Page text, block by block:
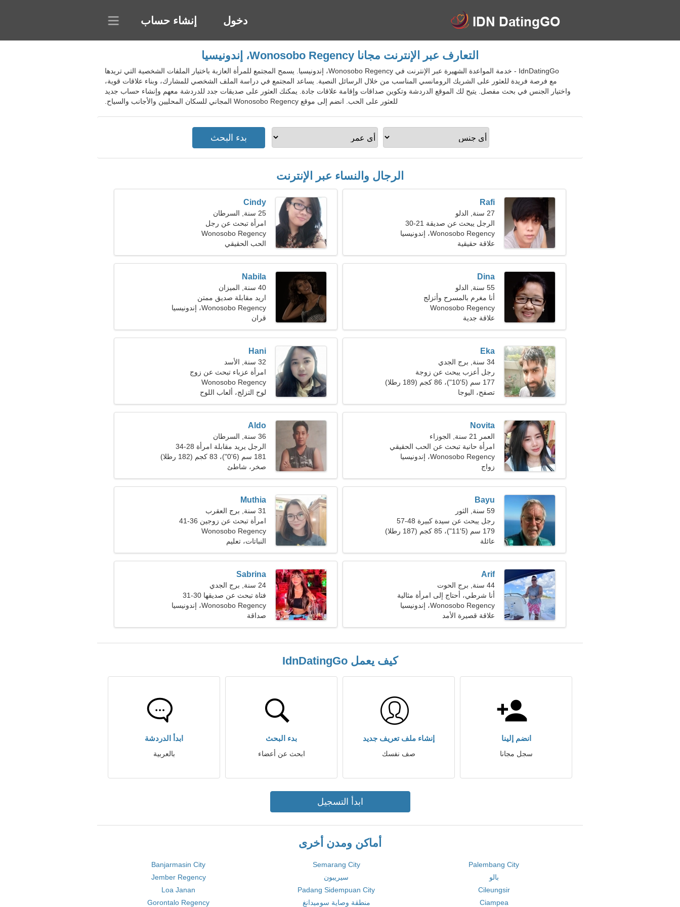
دخول إنشاء حساب
التعارف عبر الإنترنت مجانا Wonosobo Regency، إندونيسيا
IdnDatingGo - خدمة المواعدة الشهيرة عبر الإنترنت في Wonosobo Regency، إندونيسيا. يسمح المجتمع للمرأة العازبة باختيار الملفات الشخصية التي تريدها
مع فرصة فريدة للعثور على الشريك الرومانسي المناسب من خلال الرسائل النصية. يساعد المجتمع في دراسة الملف الشخصي للمشارك، وبناء علاقات قوية،
واختيار الجنس في بحث مفصل. يتيح لك الموقع الدردشة وتكوين صداقات وإقامة علاقات جادة. يمكنك العثور على صديقات جدد للدردشة معهم وإنشاء حساب جديد
للعثور على الحب. انضم إلى موقع Wonosobo Regency المجاني للسكان المحليين والأجانب والسياح.
الرجال والنساء عبر الإنترنت
Rafi
27 سنة, الدلو
الرجل يبحث عن صديقة 21-30
Wonosobo Regency، إندونيسيا
علاقة حقيقية
Cindy
25 سنة, السرطان
امرأة تبحث عن رجل
Wonosobo Regency
الحب الحقيقي
Dina
55 سنة, الدلو
أنا مغرم بالمسرح وأتزلج
Wonosobo Regency
علاقة جدية
Nabila
40 سنة, الميزان
اريد مقابلة صديق ممتن
Wonosobo Regency، إندونيسيا
قران
Eka
34 سنة, برج الجدي
رجل أعزب يبحث عن زوجة
177 سم (5'10")، 86 كجم (189 رطلا)
تصفح، اليوجا
Hani
32 سنة, الأسد
امرأة عزباء تبحث عن زوج
Wonosobo Regency
لوح التزلج، ألعاب اللوح
Novita
العمر 21 سنة, الجوزاء
امرأة حانية تبحث عن الحب الحقيقي
Wonosobo Regency، إندونيسيا
زواج
Aldo
36 سنة, السرطان
الرجل يريد مقابلة امرأة 28-34
181 سم (6'0")، 83 كجم (182 رطلا)
صخر، شاطئ
Bayu
59 سنة, الثور
رجل يبحث عن سيدة كبيرة 48-57
179 سم (5'11")، 85 كجم (187 رطلا)
عائلة
Muthia
31 سنة, برج العقرب
امرأة تبحث عن زوجين 36-41
Wonosobo Regency
النباتات، تعليم
Arif
44 سنة, برج الحوت
أنا شرطي، أحتاج إلى امرأة مثالية
Wonosobo Regency، إندونيسيا
علاقة قصيرة الأمد
Sabrina
24 سنة, برج الجدي
فتاة تبحث عن صديقها 30-31
Wonosobo Regency، إندونيسيا
صداقة
كيف يعمل IdnDatingGo
انضم إلينا
سجل مجانا
إنشاء ملف تعريف جديد
صف نفسك
بدء البحث
ابحث عن أعضاء
ابدأ الدردشة
بالعربية
ابدأ التسجيل
أماكن ومدن أخرى
Palembang City
Semarang City
Banjarmasin City
بالو
سيريبون
Jember Regency
Cileungsir
Padang Sidempuan City
Loa Janan
Ciampea
منطقة وصاية سوميدانغ Gorontalo Regency